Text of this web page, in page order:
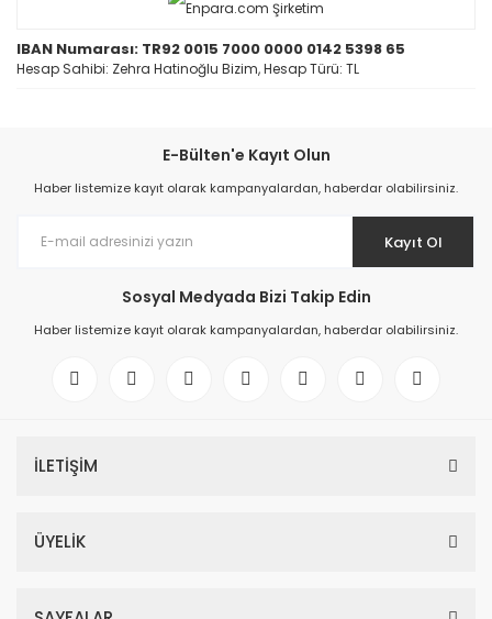
IBAN Numarası: TR92 0015 7000 0000 0142 5398 65
Hesap Sahibi: Zehra Hatinoğlu Bizim, Hesap Türü: TL
E-Bülten'e Kayıt Olun
Haber listemize kayıt olarak kampanyalardan, haberdar olabilirsiniz.
Kayıt Ol
Sosyal Medyada Bizi Takip Edin
Haber listemize kayıt olarak kampanyalardan, haberdar olabilirsiniz.
İLETİŞİM
ÜYELİK